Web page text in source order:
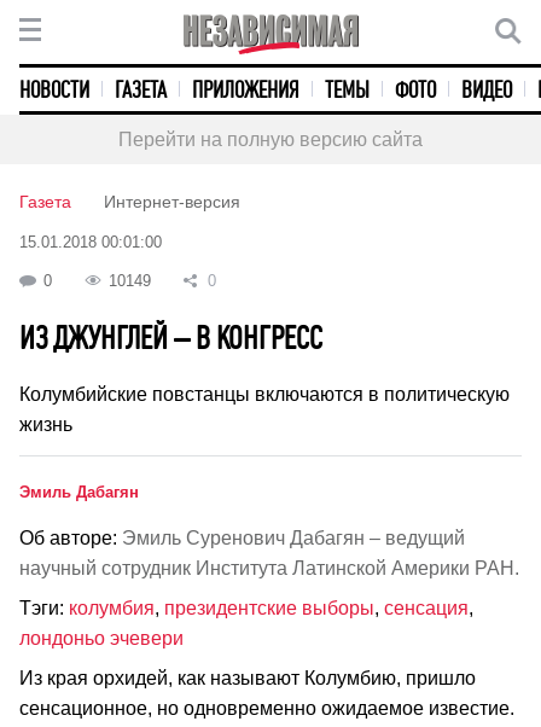
НОВОСТИ ГАЗЕТА ПРИЛОЖЕНИЯ ТЕМЫ ФОТО ВИДЕО
Перейти на полную версию сайта
Газета Интернет-версия
15.01.2018 00:01:00
0 10149 0
ИЗ ДЖУНГЛЕЙ – В КОНГРЕСС
Колумбийские повстанцы включаются в политическую
жизнь
Эмиль Дабагян
Об авторе: Эмиль Суренович Дабагян – ведущий
научный сотрудник Института Латинской Америки РАН.
Тэги: колумбия, президентские выборы, сенсация,
лондоньо эчевери
Из края орхидей, как называют Колумбию, пришло
сенсационное, но одновременно ожидаемое известие.